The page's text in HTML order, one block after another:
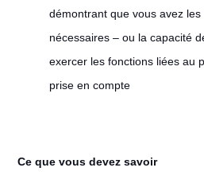
démontrant que vous avez
nécessaires – ou la capacité
exercer les fonctions liées au
prise en compte
Ce que vous devez savoir